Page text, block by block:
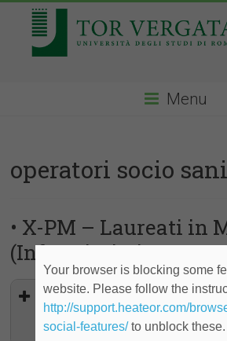
Menu
operatori socio
• X-PM – Laureati in
(Infermieristica,
Infermieri, Ostetriche,
Socio-Sanitari – Tempo
indeterminato, Germania
Your browser is blocking some
website. Please follow the
http://support.heateor.com/
social-features/to unblock these.